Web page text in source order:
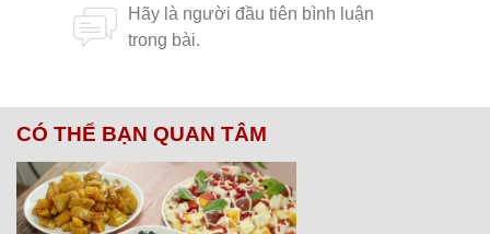
CÓ THỂ BẠN QUAN TÂM